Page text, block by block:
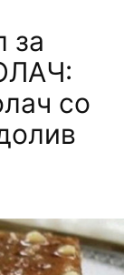
за
со